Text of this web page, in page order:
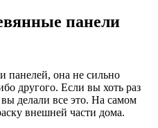
панели
панелей, она не сильно
другого. Если вы хоть раз
делали все это. На самом
внешней части дома.